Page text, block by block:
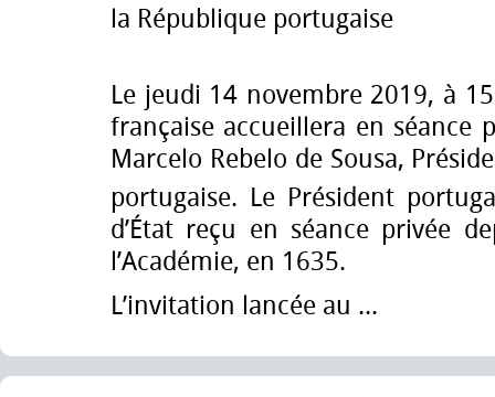
la République portugaise
Le jeudi 14 novembre 2019, à
française accueillera en séance
Marcelo Rebelo de Sousa,
portugaise. Le Président
d’État reçu en séance privée
l’Académie, en 1635.
L’invitation lancée au ...